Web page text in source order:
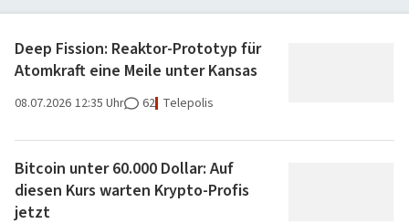
Deep Fission: Reaktor-Prototyp für
Atomkraft eine Meile unter Kansas
08.07.2026 12:35 Uhr 62 Telepolis
Bitcoin unter 60.000 Dollar: Auf
diesen Kurs warten Krypto-Profis
jetzt